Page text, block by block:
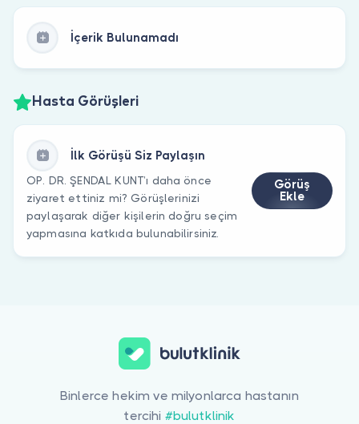
İçerik Bulunamadı
Hasta Görüşleri
İlk Görüşü Siz Paylaşın
OP. DR. ŞENDAL KUNT’ı daha önce
ziyaret ettiniz mi? Görüşlerinizi
paylaşarak diğer kişilerin doğru seçim
yapmasına katkıda bulunabilirsiniz.
Görüş
Ekle
Binlerce hekim ve milyonlarca hastanın
tercihi #bulutklinik